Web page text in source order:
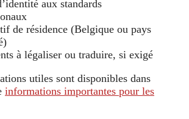
aux standards
de résidence (Belgique ou pays
à légaliser ou traduire, si exigé
utiles sont disponibles dans
informations importantes pour les